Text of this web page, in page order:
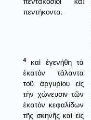
πεντήκοντα.
4
καὶ ἐγενήθη τὰ
ἑκατὸν τάλαντα
τοῦ ἀργυρίου εἰς
τὴν χώνευσιν τῶν
ἑκατὸν κεφαλίδων
τῆς σκηνῆς καὶ εἰς